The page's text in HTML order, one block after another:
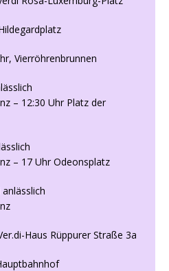
Vierröhrenbrunnen
– 12:30 Uhr Platz der
– 17 Uhr Odeonsplatz
anlässlich
Haus Rüppurer Straße 3a